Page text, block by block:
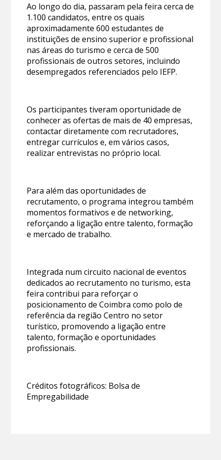
Ao longo do dia, passaram pela feira cerca de
1.100 candidatos, entre os quais
aproximadamente 600 estudantes de
instituições de ensino superior e profissional
nas áreas do turismo e cerca de 500
profissionais de outros setores, incluindo
desempregados referenciados pelo IEFP.
Os participantes tiveram oportunidade de
conhecer as ofertas de mais de 40 empresas,
contactar diretamente com recrutadores,
entregar currículos e, em vários casos,
realizar entrevistas no próprio local.
Para além das oportunidades de
recrutamento, o programa integrou também
momentos formativos e de networking,
reforçando a ligação entre talento, formação
e mercado de trabalho.
Integrada num circuito nacional de eventos
dedicados ao recrutamento no turismo, esta
feira contribui para reforçar o
posicionamento de Coimbra como polo de
referência da região Centro no setor
turístico, promovendo a ligação entre
talento, formação e oportunidades
profissionais.
Créditos fotográficos: Bolsa de
Empregabilidade